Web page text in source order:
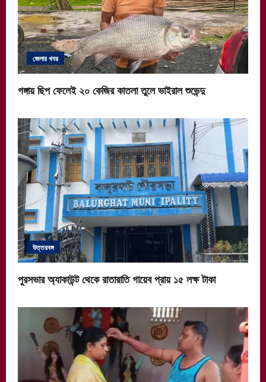
জেলার খবর
গঙ্গায় ছিপ ফেলেই ২০ কেজির কাতলা তুলে ভাইরাল শুভেন্দু
উত্তরবঙ্গ
পুরসভার অ্যাকাউন্ট থেকে রাতারাতি গায়েব প্রায় ১৫ লক্ষ টাকা